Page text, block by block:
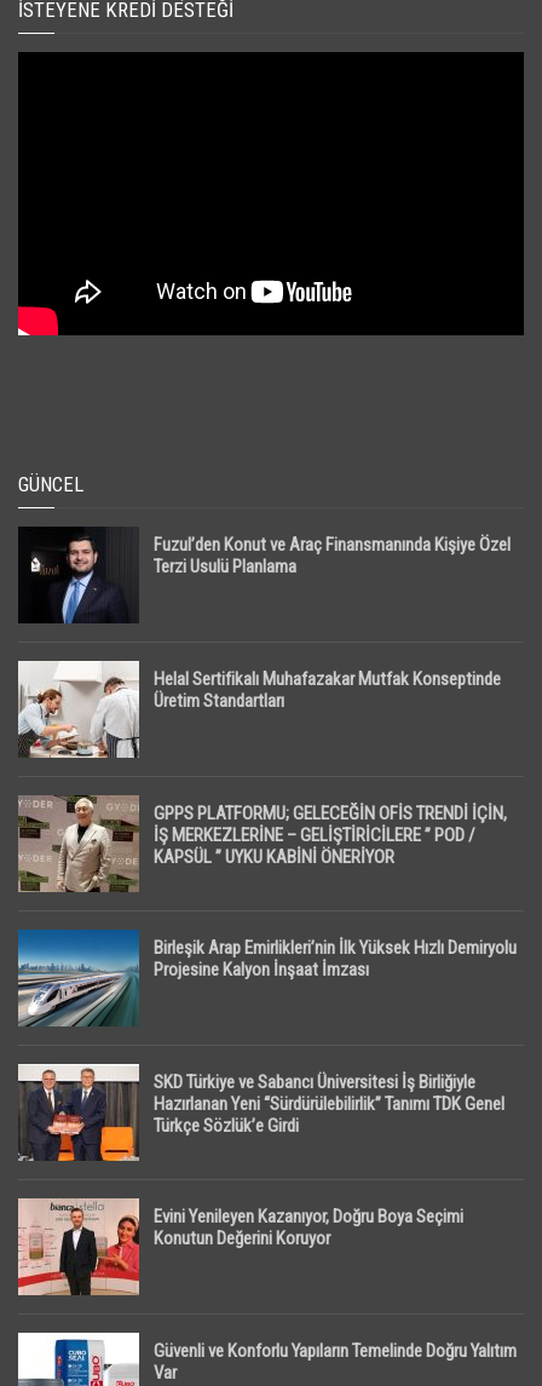
İSTEYENE KREDI DESTEĞI
GÜNCEL
Fuzul’den Konut ve Araç Finansmanında Kişiye Özel
Terzi Usulü Planlama
Helal Sertifikalı Muhafazakar Mutfak Konseptinde
Üretim Standartları
GPPS PLATFORMU; GELECEĞİN OFİS TRENDİ İÇİN,
İŞ MERKEZLERİNE – GELİŞTİRİCİLERE ” POD /
KAPSÜL ” UYKU KABİNİ ÖNERİYOR
Birleşik Arap Emirlikleri’nin İlk Yüksek Hızlı Demiryolu
Projesine Kalyon İnşaat İmzası
SKD Türkiye ve Sabancı Üniversitesi İş Birliğiyle
Hazırlanan Yeni “Sürdürülebilirlik” Tanımı TDK Genel
Türkçe Sözlük’e Girdi
Evini Yenileyen Kazanıyor, Doğru Boya Seçimi
Konutun Değerini Koruyor
Güvenli ve Konforlu Yapıların Temelinde Doğru Yalıtım
Var